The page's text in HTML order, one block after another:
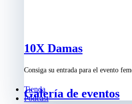
10X Damas
Consiga su entrada para el evento
Galería de eventos
Tienda
Podcast